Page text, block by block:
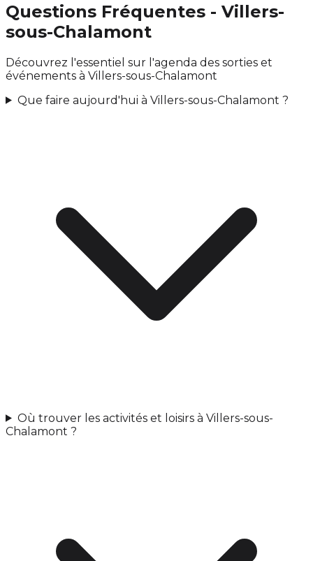
Questions Fréquentes - Villers-
sous-Chalamont
Découvrez l'essentiel sur l'agenda des sorties et
événements à Villers-sous-Chalamont
Que faire aujourd'hui à Villers-sous-Chalamont ?
Où trouver les activités et loisirs à Villers-sous-
Chalamont ?